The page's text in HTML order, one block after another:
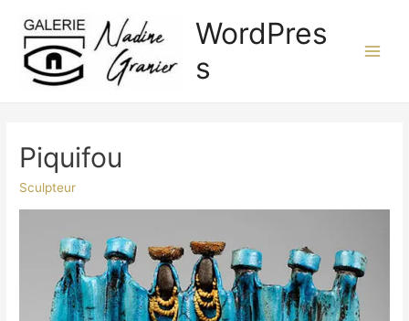
contenu
WordPres
s
Piquifou
Sculpteur